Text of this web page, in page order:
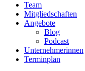
Team
Mitgliedschaften
Angebote
Blog
Podcast
Unternehmerinnen
Terminplan